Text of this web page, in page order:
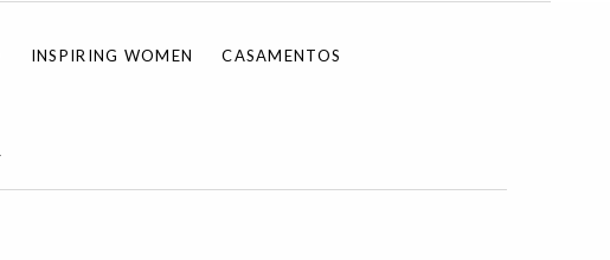
INSPIRING WOMEN CASAMENTOS